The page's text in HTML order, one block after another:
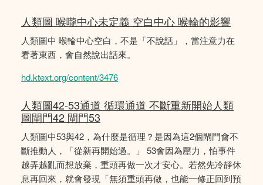
人類圖 喉嚨中心未定義 空白中心 喉輪的影響
人類圖中 喉輪中心空白，不是「不說話」，當注意力在
看著東西，會自然說出話來。
hd.ktext.org/content/3476
人類圖42-53通道 循環通道 不斷重新開始人類
圖閘門42 閘門53
人類圖中53與42，為什麼是循理？是因為這2個閘門會不
斷推動人，「從新再開始過。」 53會因為壓力，怕事件
越弄越亂而想放棄，重頭再做一次才安心。若然先冷靜休
息再回來，就會發現「無須重頭再做，也能一修正回到預